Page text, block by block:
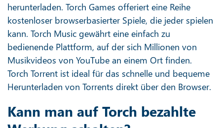
herunterladen. Torch Games offeriert eine Reihe
kostenloser browserbasierter Spiele, die jeder spielen
kann. Torch Music gewährt eine einfach zu
bedienende Plattform, auf der sich Millionen von
Musikvideos von YouTube an einem Ort finden.
Torch Torrent ist ideal für das schnelle und bequeme
Herunterladen von Torrents direkt über den Browser.
Kann man auf Torch bezahlte